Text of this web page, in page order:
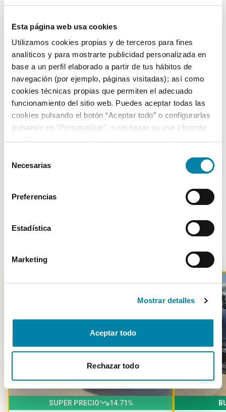
Esta página web usa cookies
Utilizamos cookies propias y de terceros para fines
analíticos y para mostrarte publicidad personalizada en
base a un perfil elaborado a partir de tus hábitos de
navegación (por ejemplo, páginas visitadas); así como
cookies técnicas propias que permiten el adecuado
funcionamiento del sitio web. Puedes aceptar todas las
cookies pulsando el botón “Aceptar todo” o configurarlas
pulsando en “Personalizar”, o rechazar su uso clicando
Necesarias
Preferencias
Estadística
Marketing
Mostrar detalles
Aceptar todo
Rechazar todo
Características principales
184 Cv
Procedencia
Nacional Deducible
Nº Asientos Matriculación
-3501€
SUPER PRECIO 14.71%